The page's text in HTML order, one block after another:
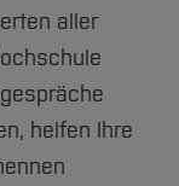
aller
helfen Ihre